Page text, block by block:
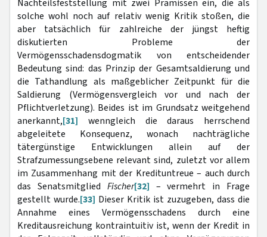
Nachteilsfeststellung mit zwei Prämissen ein, die als
solche wohl noch auf relativ wenig Kritik stoßen, die
aber tatsächlich für zahlreiche der jüngst
heftig
diskutierten Probleme der
Vermögensschadensdogmatik von entscheidender
Bedeutung sind: das Prinzip der Gesamtsaldierung und
die Tathandlung als maßgeblicher Zeitpunkt für die
Saldierung (Vermögensvergleich vor und nach der
Pflichtverletzung). Beides ist im Grundsatz weitgehend
anerkannt,[31] wenngleich die daraus herrschend
abgeleitete Konsequenz, wonach nachträgliche
tätergünstige Entwicklungen allein auf der
Strafzumessungsebene relevant sind, zuletzt vor allem
im Zusammenhang mit der Kredituntreue – auch durch
das Senatsmitglied Fischer[32] – vermehrt in Frage
gestellt wurde.[33] Dieser Kritik ist zuzugeben, dass die
Annahme eines Vermögensschadens durch eine
Kreditausreichung kontraintuitiv ist, wenn der Kredit in